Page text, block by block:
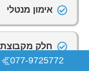
אימון מנטלי
חלק
077-9725772